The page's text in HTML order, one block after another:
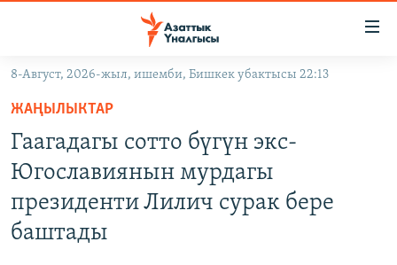
Навигацияга
өтүңүз
Издөөгө
салыңыз
АТАЙЫН ИЛИКТӨӨ
8-Август, 2026-жыл, ишемби, Бишкек убактысы 22:13
ЖАҢЫЛЫКТАР
Гаагадагы сотто бүгүн экс-
Югославиянын мурдагы
президенти Лилич сурак бере
баштады